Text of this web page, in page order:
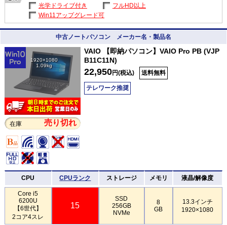
光学ドライブ付き
フルHD以上
Win11アップグレード可
中古ノートパソコン メーカー名・製品名
1920×1080
1.09kg
在庫 売り切れ
VAIO 【即納パソコン】VAIO Pro PB (VJP
B11C11N)
22,950円(税込) 送料無料
テレワーク推奨
CPU CPUランク ストレージ メモリ 液晶/解像度
Core i5
6200U
【6世代】
2コア4スレ
15
SSD
256GB
NVMe
8
GB
13.3インチ
1920×1080